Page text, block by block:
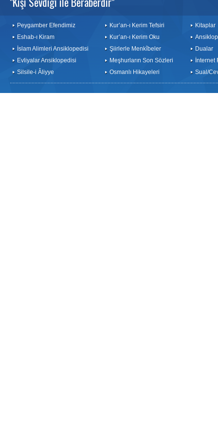
Peygamber Efendimiz
Eshab-ı Kiram
İslam Alimleri Ansiklopedisi
Evliyalar Ansiklopedisi
Silsile-i Âliyye
Kur’an-ı Kerim Tefsiri
Kur’an-ı Kerim Oku
Şiirlerle Menkîbeler
Meşhurların Son Sözleri
Osmanlı Hikayeleri
Kitaplar
Dualar
İnternet
Sual/